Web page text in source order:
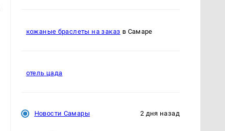
кожаные браслеты на заказ в Самаре
отель цада
Новости Самары 2 дня назад